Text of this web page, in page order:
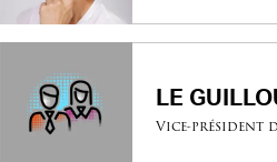
LE
Vice-président